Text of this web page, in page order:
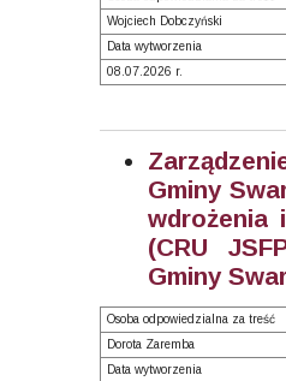
Wojciech Dobczyński
Data wytworzenia
08.07.2026 r.
Gminy
wdrożenia
(CRU
Gminy
Osoba odpowiedzialna za treść
Dorota Zaremba
Data wytworzenia